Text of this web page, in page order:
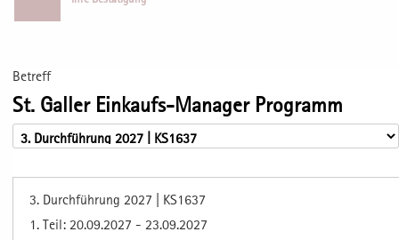
Betreff
St. Galler Einkaufs-Manager Programm
3. Durchführung 2027 | KS1637
1. Teil: 20.09.2027 - 23.09.2027